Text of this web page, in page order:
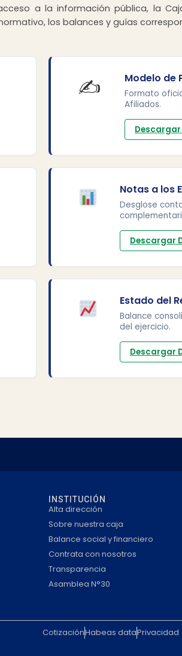
a la información pública, la
los balances y guías
✍️ Modelo de
Formato
Afiliados.
Notas a los
Desglose
Descargar
Estado del
Balance
del ejercicio.
Descargar
INSTITUCIÓN
Alta dirección
Sobre nuestra caja
Balance social y financiero
Contrata con nosotros
Transparencia
Asamblea N°30
CotizaciónHabeas dataPrivacidad